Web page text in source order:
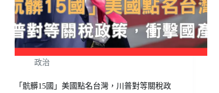
政治
「骯髒15國」美國點名台灣，川普對等關稅政